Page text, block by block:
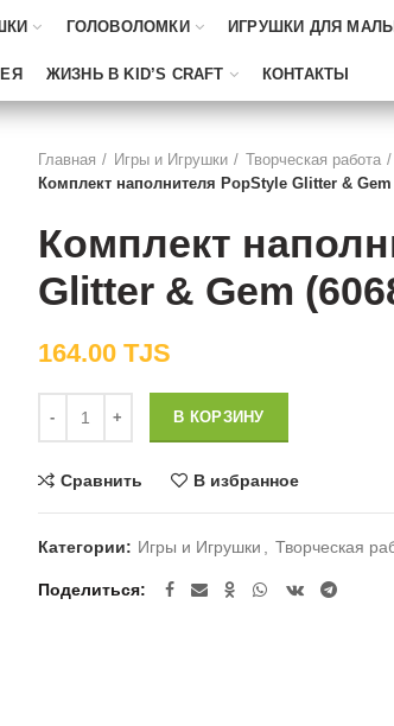
ГОЛОВОЛОМКИ ИГРУШКИ ДЛЯ
ЖИЗНЬ В KID’S CRAFT КОНТАКТЫ
Главная Игры и Игрушки
Творческая работа
Комплект наполнителя PopStyle Glitter & Gem
Комплект
Glitter & Gem
164.00 TJS
В КОРЗИНУ
Сравнить В избранное
Категории: Игры и Игрушки Творческая
Поделиться